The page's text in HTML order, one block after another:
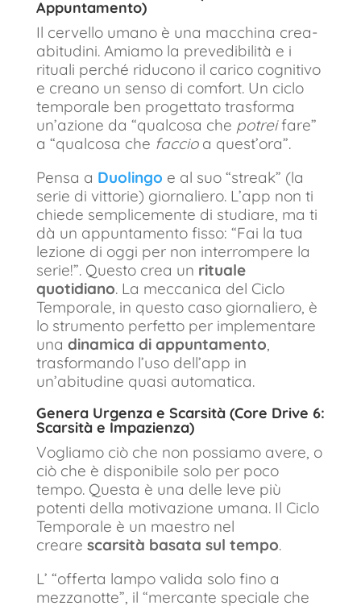
Appuntamento)
Il cervello umano è una macchina crea-
abitudini. Amiamo la prevedibilità e i
rituali perché riducono il carico cognitivo
e creano un senso di comfort. Un ciclo
temporale ben progettato trasforma
un’azione da “qualcosa che potreifare”
a “qualcosa che faccioa quest’ora”.
Pensa a Duolingo e al suo “streak” (la
serie di vittorie) giornaliero. L’app non ti
chiede semplicemente di studiare, ma ti
dà un appuntamento fisso: “Fai la tua
lezione di oggi per non interrompere la
serie!”. Questo crea un rituale
quotidiano. La meccanica del Ciclo
Temporale, in questo caso giornaliero, è
lo strumento perfetto per implementare
una dinamica di appuntamento
trasformando l’uso dell’app in
un’abitudine quasi automatica.
Genera Urgenza e Scarsità (Core Drive 6:
Scarsità e Impazienza)
Vogliamo ciò che non possiamo avere, o
ciò che è disponibile solo per poco
tempo. Questa è una delle leve più
potenti della motivazione umana. Il Ciclo
Temporale è un maestro nel
creare scarsità basata sul tempo.
L’ “offerta lampo valida solo fino a
mezzanotte”, il “mercante speciale che